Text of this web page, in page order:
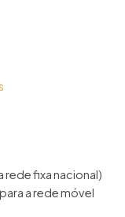
rede fixa nacional)
a rede móvel